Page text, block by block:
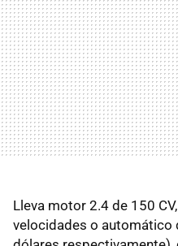
Lleva motor 2.4 de 150
velocidades o automático